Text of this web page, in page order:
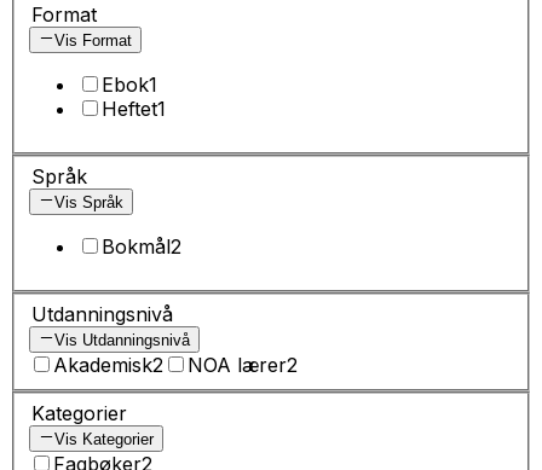
Format
Vis Format
Ebok1
Heftet1
Språk
Vis Språk
Bokmål2
Utdanningsnivå
Vis Utdanningsnivå
Akademisk2 NOA lærer2
Kategorier
Vis Kategorier
Fagbøker2